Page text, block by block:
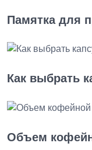
Памятка для
Как выбрать
Объем